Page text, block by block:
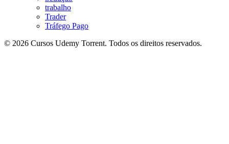
trabalho
Trader
Tráfego Pago
© 2026 Cursos Udemy Torrent. Todos os direitos reservados.